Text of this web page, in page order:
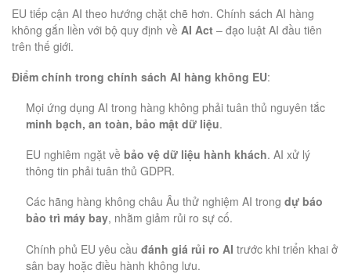
EU tiếp cận AI theo hướng chặt chẽ hơn. Chính sách AI hàng
không gắn liền với bộ quy định về AI Act – đạo luật AI đầu tiên
trên thế giới.
Điểm chính trong chính sách AI hàng không EU:
Mọi ứng dụng AI trong hàng không phải tuân thủ nguyên tắc
minh bạch, an toàn, bảo mật dữ liệu.
EU nghiêm ngặt vềbảo vệ dữ liệu hành khách. AI xử lý
thông tin phải tuân thủ GDPR.
Các hãng hàng không châu Âu thử nghiệm AI trongdự báo
bảo trì máy bay, nhằm giảm rủi ro sự cố.
Chính phủ EU yêu cầuđánh giá rủi ro AI trước khi triển khai ở
sân bay hoặc điều hành không lưu.